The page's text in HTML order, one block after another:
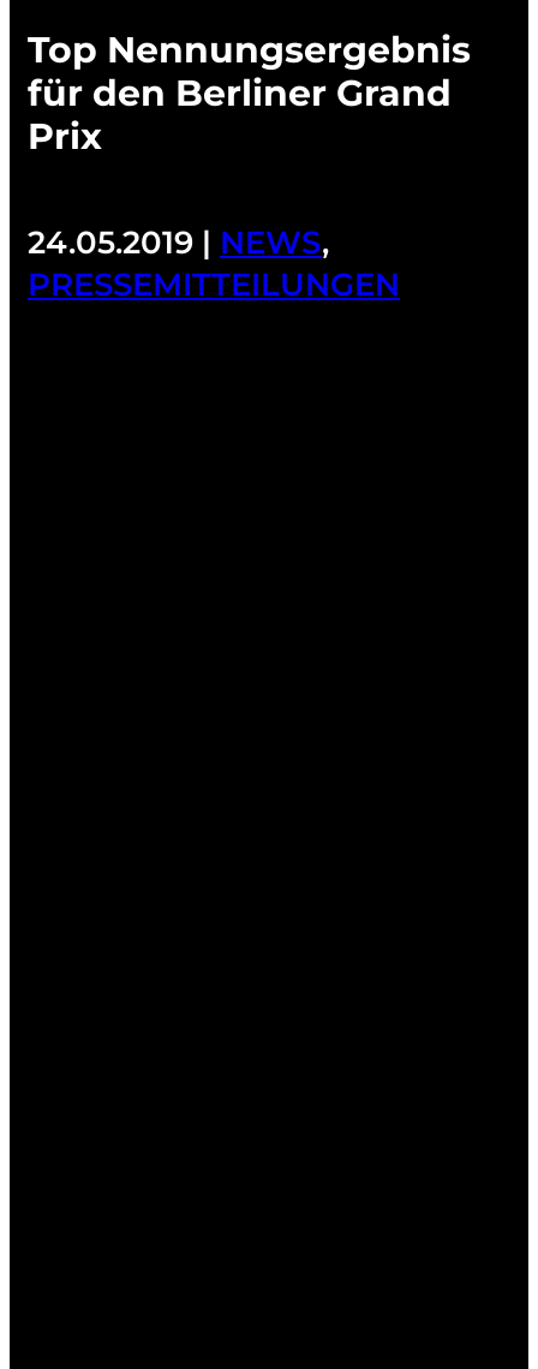
Top Nennungsergebnis
für den Berliner Grand
Prix
24.05.2019 | NEWS,
PRESSEMITTEILUNGEN